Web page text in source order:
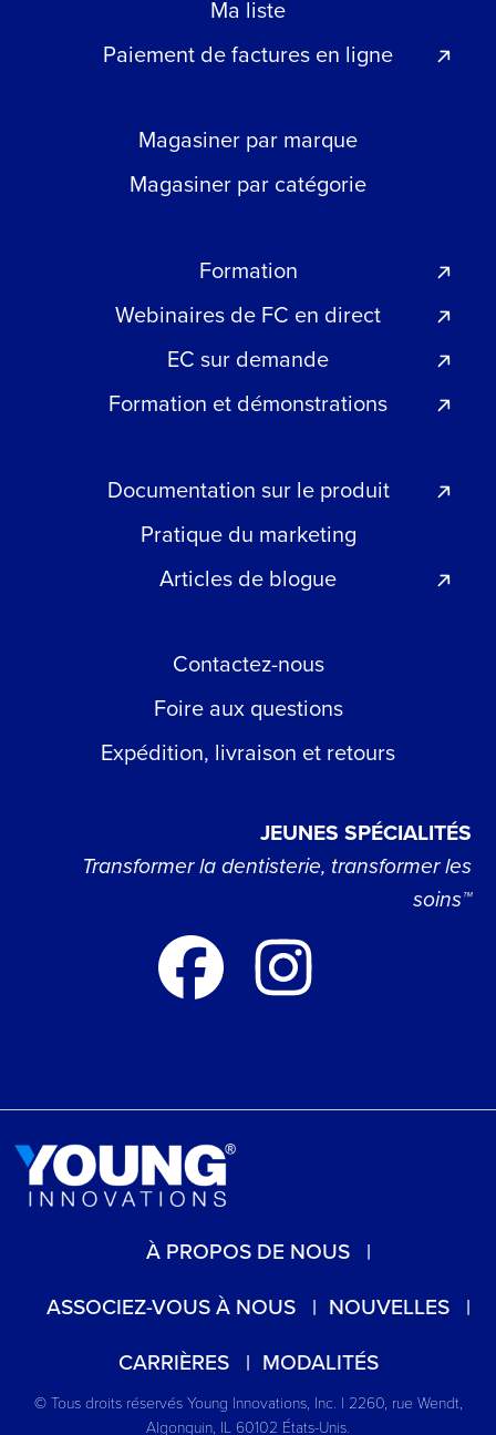
Ma liste
Paiement de factures en ligne
Magasiner par marque
Magasiner par catégorie
Formation
Webinaires de FC en direct
EC sur demande
Formation et démonstrations
Documentation sur le produit
Pratique du marketing
Articles de blogue
Contactez-nous
Foire aux questions
Expédition, livraison et retours
JEUNES SPÉCIALITÉS
Transformer la dentisterie, transformer les
soins™
À PROPOS DE NOUS
ASSOCIEZ-VOUS À NOUS
NOUVELLES
CARRIÈRES
MODALITÉS
© Tous droits réservés Young Innovations, Inc. | 2260, rue Wendt,
Algonquin, IL 60102 États-Unis.